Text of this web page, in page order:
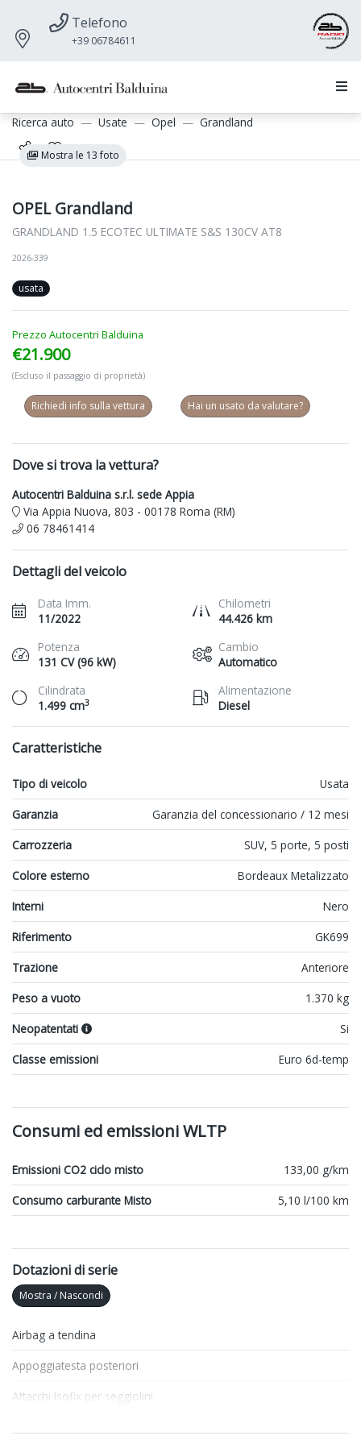
Telefono
+39 06784611
Ricerca auto Usate Opel Grandland
Mostra le 13 foto
OPEL Grandland
GRANDLAND 1.5 ECOTEC ULTIMATE S&S 130CV AT8
2026-339
usata
Prezzo Autocentri Balduina
€21.900
(Escluso il passaggio di proprietà)
Richiedi info sulla vettura Hai un usato da valutare?
Dove si trova la vettura?
Autocentri Balduina s.r.l. sede Appia
Via Appia Nuova, 803 - 00178 Roma (RM)
06 78461414
Dettagli del veicolo
Data Imm.
11/2022
Chilometri
44.426 km
Potenza
131 CV (96 kW)
Cambio
Automatico
Cilindrata
1.499 cm3
Alimentazione
Diesel
Caratteristiche
Tipo di veicolo
Usata
Garanzia
Garanzia del concessionario / 12 mesi
Carrozzeria
SUV, 5 porte, 5 posti
Colore esterno
Bordeaux Metalizzato
Interni
Nero
Riferimento
GK699
Trazione
Anteriore
Peso a vuoto
1.370 kg
Neopatentati
Si
Classe emissioni
Euro 6d-temp
Consumi ed emissioni WLTP
Emissioni CO2 ciclo misto
133,00 g/km
Consumo carburante Misto
5,10 l/100 km
Dotazioni di serie
Mostra / Nascondi
Airbag a tendina
Appoggiatesta posteriori
Attacchi Isofix per seggiolini